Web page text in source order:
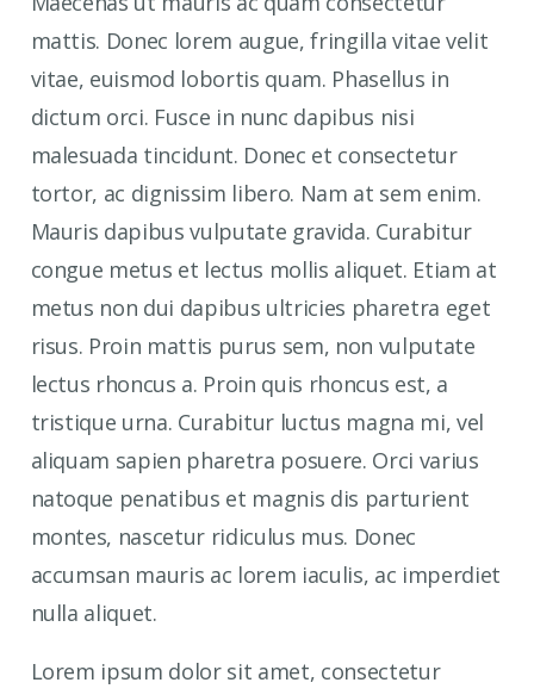
mattis. Donec lorem augue, fringilla vitae velit
vitae, euismod lobortis quam. Phasellus in
dictum orci. Fusce in nunc dapibus nisi
malesuada tincidunt. Donec et consectetur
tortor, ac dignissim libero. Nam at sem enim.
Mauris dapibus vulputate gravida. Curabitur
congue metus et lectus mollis aliquet. Etiam at
metus non dui dapibus ultricies pharetra eget
risus. Proin mattis purus sem, non vulputate
lectus rhoncus a. Proin quis rhoncus est, a
tristique urna. Curabitur luctus magna mi, vel
aliquam sapien pharetra posuere. Orci varius
natoque penatibus et magnis dis parturient
montes, nascetur ridiculus mus. Donec
accumsan mauris ac lorem iaculis, ac imperdiet
nulla aliquet.
Lorem ipsum dolor sit amet, consectetur